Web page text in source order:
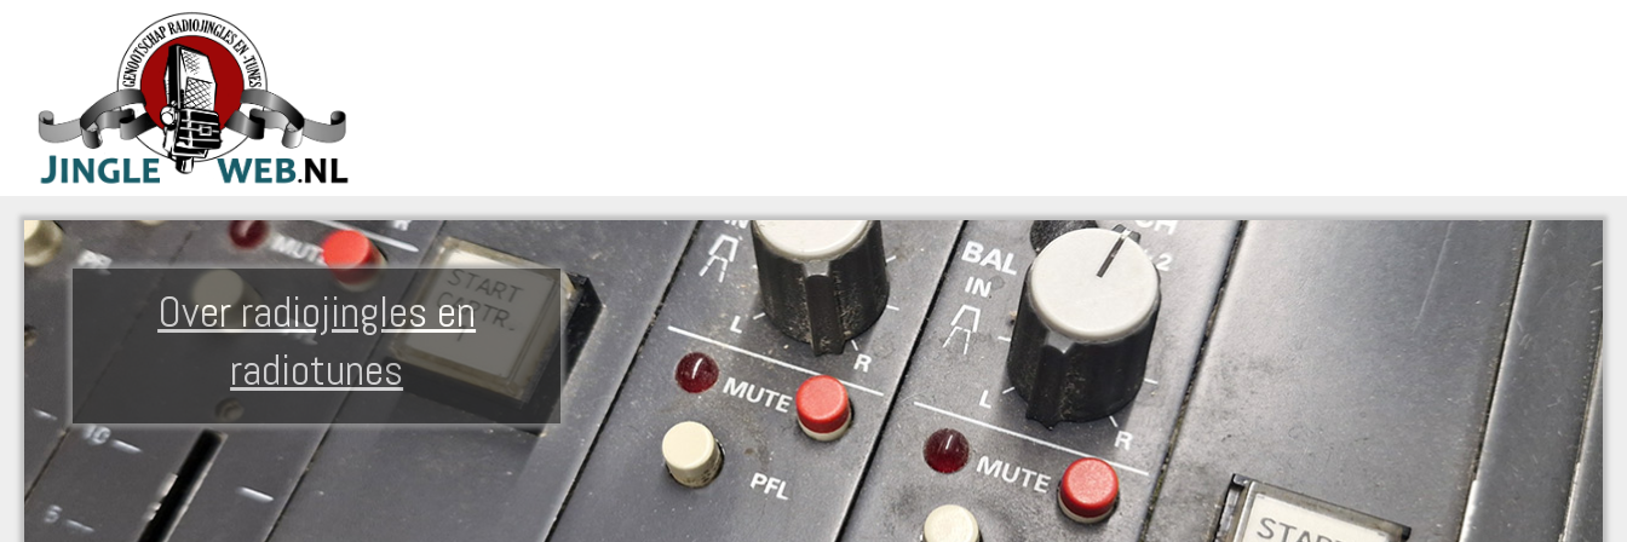
Over radiojingles en
radiotunes